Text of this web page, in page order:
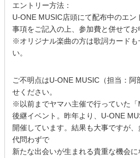
エントリー方法：
U-ONE MUSIC店頭にて配布中のエン
事項をご記入の上、参加費と併せてお
※オリジナル楽曲の方は歌詞カードも
い。
ご不明点はU-ONE MUSIC（担当：阿
せください。
※以前までヤマハ主催で行っていた「
後継イベント。昨年より、U-ONE
開催しています。結果も大事ですが
代問わずで
新たな出会いが生まれる貴重な機会に